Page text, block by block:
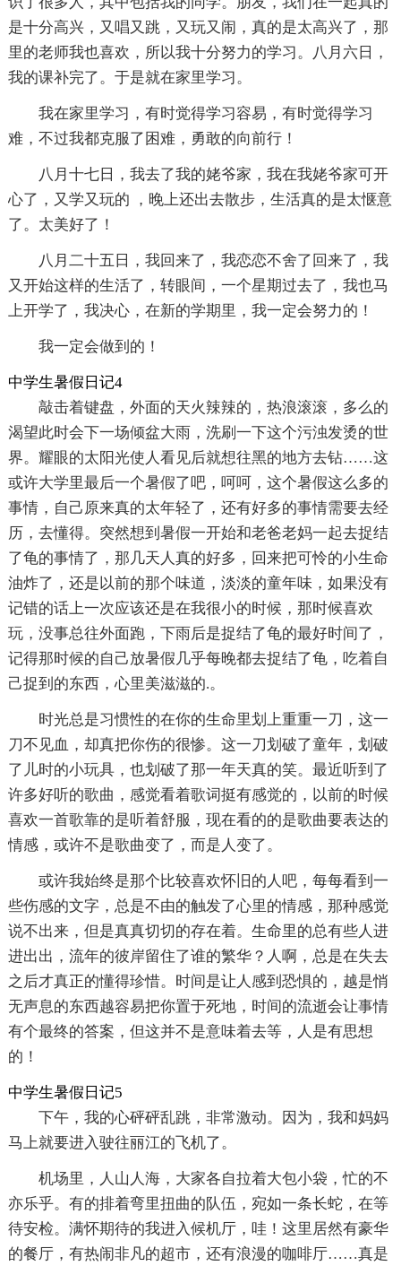
是十分高兴，又唱又跳，又玩又闹，真的是太高兴了，那
里的老师我也喜欢，所以我十分努力的学习。八月六日，
我的课补完了。于是就在家里学习。
我在家里学习，有时觉得学习容易，有时觉得学习
难，不过我都克服了困难，勇敢的向前行！
八月十七日，我去了我的姥爷家，我在我姥爷家可开
心了，又学又玩的 ，晚上还出去散步，生活真的是太惬意
了。太美好了！
八月二十五日，我回来了，我恋恋不舍了回来了，我
又开始这样的生活了，转眼间，一个星期过去了，我也马
上开学了，我决心，在新的学期里，我一定会努力的！
我一定会做到的！
中学生暑假日记4
敲击着键盘，外面的天火辣辣的，热浪滚滚，多么的
渴望此时会下一场倾盆大雨，洗刷一下这个污浊发烫的世
界。耀眼的太阳光使人看见后就想往黑的地方去钻……这
或许大学里最后一个暑假了吧，呵呵，这个暑假这么多的
事情，自己原来真的太年轻了，还有好多的事情需要去经
历，去懂得。突然想到暑假一开始和老爸老妈一起去捉结
了龟的事情了，那几天人真的好多，回来把可怜的小生命
油炸了，还是以前的那个味道，淡淡的童年味，如果没有
记错的话上一次应该还是在我很小的时候，那时候喜欢
玩，没事总往外面跑，下雨后是捉结了龟的最好时间了，
记得那时候的自己放暑假几乎每晚都去捉结了龟，吃着自
己捉到的东西，心里美滋滋的.。
时光总是习惯性的在你的生命里划上重重一刀，这一
刀不见血，却真把你伤的很惨。这一刀划破了童年，划破
了儿时的小玩具，也划破了那一年天真的笑。最近听到了
许多好听的歌曲，感觉看着歌词挺有感觉的，以前的时候
喜欢一首歌靠的是听着舒服，现在看的的是歌曲要表达的
情感，或许不是歌曲变了，而是人变了。
或许我始终是那个比较喜欢怀旧的人吧，每每看到一
些伤感的文字，总是不由的触发了心里的情感，那种感觉
说不出来，但是真真切切的存在着。生命里的总有些人进
进出出，流年的彼岸留住了谁的繁华？人啊，总是在失去
之后才真正的懂得珍惜。时间是让人感到恐惧的，越是悄
无声息的东西越容易把你置于死地，时间的流逝会让事情
有个最终的答案，但这并不是意味着去等，人是有思想
的！
中学生暑假日记5
下午，我的心砰砰乱跳，非常激动。因为，我和妈妈
马上就要进入驶往丽江的飞机了。
机场里，人山人海，大家各自拉着大包小袋，忙的不
亦乐乎。有的排着弯里扭曲的队伍，宛如一条长蛇，在等
待安检。满怀期待的我进入候机厅，哇！这里居然有豪华
的餐厅，有热闹非凡的超市，还有浪漫的咖啡厅……真是